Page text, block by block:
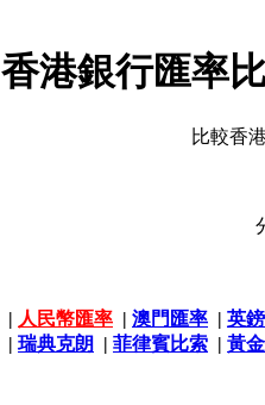
香港銀行匯率
比較香
| 人民幣匯率 | 澳門匯率 | 英
| 瑞典克朗 | 菲律賓比索 | 黃